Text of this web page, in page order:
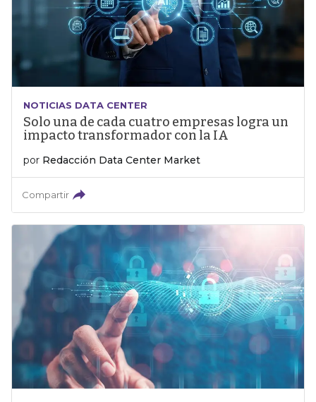
NOTICIAS DATA CENTER
Solo una de cada cuatro empresas logra un
impacto transformador con la IA
por Redacción Data Center Market
Compartir